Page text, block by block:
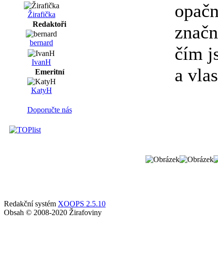
Žirafička
Redaktoři
bernard
IvanH
Emeritní
KatyH
Doporučte nás
čím
a
Redakční systém XOOPS 2.5.10
Obsah © 2008-2020 Žirafoviny